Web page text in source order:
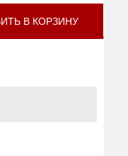
В КОРЗИНУ